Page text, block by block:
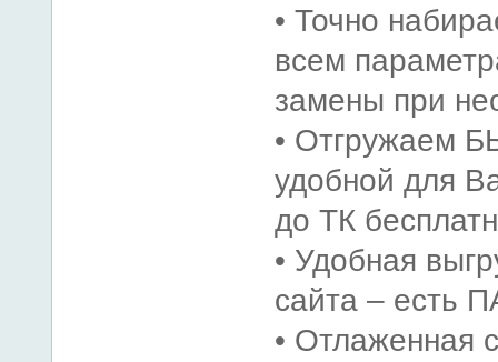
• Точно
всем
замены при
• Отгружаем
удобной для
до ТК
• Удобная
сайта – есть
• Отлаженная